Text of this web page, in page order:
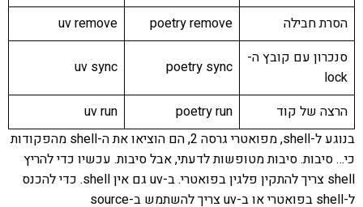
הסרת חבילה
poetry remove
uv remove
סנכרון עם קובץ ה-
lock
poetry sync
uv sync
הרצה של קוד poetry run
uv run
בנוגע ל-shell, מפואטרי גרסה 2, הם הוציאו את ה-shell מהפקודות
כי… סיבות. סיבות מטופשות לדעתי, אבל סיבות. עכשיו כדי להריץ
shell צריך להתקין פלגין בפואטרי. ב-uv גם אין shell. כדי להכנס
ל-shell בפואטרי או ב-uv צריך להשתמש ב-source